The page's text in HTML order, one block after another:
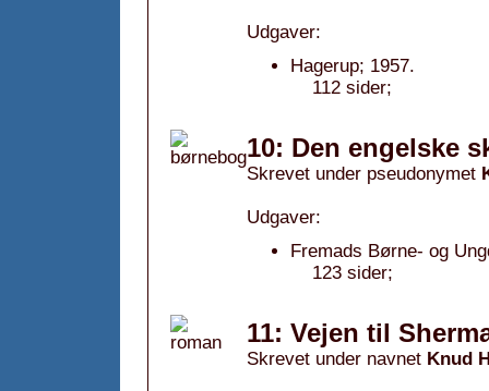
Udgaver:
Hagerup; 1957.
112 sider;
10: Den engelske
Skrevet under pseudonymet
Udgaver:
Fremads Børne- og
123 sider;
11: Vejen til
Skrevet under navnet Knud